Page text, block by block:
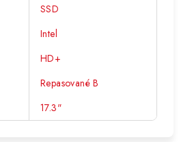
SSD
Intel
HD+
Repasované B
17.3"